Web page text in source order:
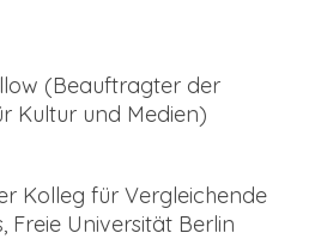
(Beauftragter der
Kultur und Medien)
Kolleg für Vergleichende
Freie Universität Berlin